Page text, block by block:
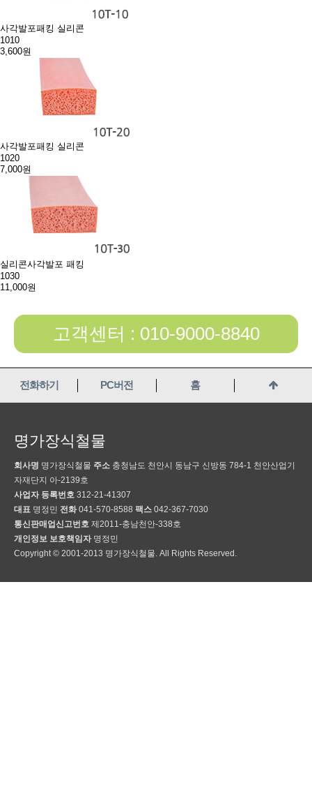
사각발포패킹 실리콘
1010
3,600원
사각발포패킹 실리콘
1020
7,000원
실리콘사각발포 패킹
1030
11,000원
고객센터 : 010-9000-8840
전화하기 PC버전 홈
명가장식철물
회사명 명가장식철물 주소 충청남도 천안시 동남구 신방동 784-1 천안산업기
자재단지 아-2139호
사업자 등록번호 312-21-41307
대표 명정민 전화 041-570-8588 팩스 042-367-7030
통신판매업신고번호 제2011-충남천안-338호
개인정보 보호책임자 명정민
Copyright © 2001-2013 명가장식철물. All Rights Reserved.